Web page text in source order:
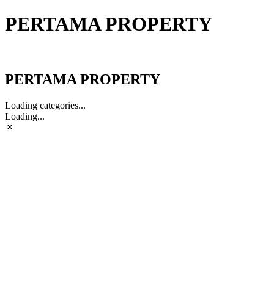
PERTAMA PROPERTY
PERTAMA PROPERTY
Loading categories...
Loading...